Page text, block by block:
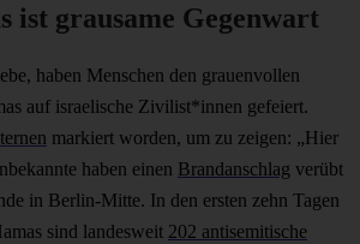
ist grausame Gegenwart
haben Menschen den grauenvollen
auf israelische Zivilist*innen gefeiert.
markiert worden, um zu zeigen: „Hier
haben einen Brandanschlag verübt
in Berlin-Mitte. In den ersten zehn Tagen
sind landesweit 202 antisemitische